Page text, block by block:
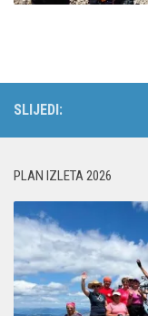
SLIJEDI:
PLAN IZLETA 2026